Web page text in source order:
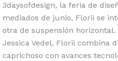
3daysofdesign, la feria de
mediados de junio, Florii se
otra de suspensión
Jessica Vedel, Florii combina
caprichoso con avances